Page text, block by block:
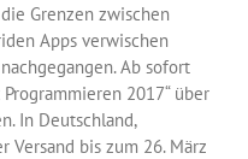
Grenzen zwischen
Apps verwischen
Ab sofort
2017“ über
In Deutschland,
Versand bis zum 26. März